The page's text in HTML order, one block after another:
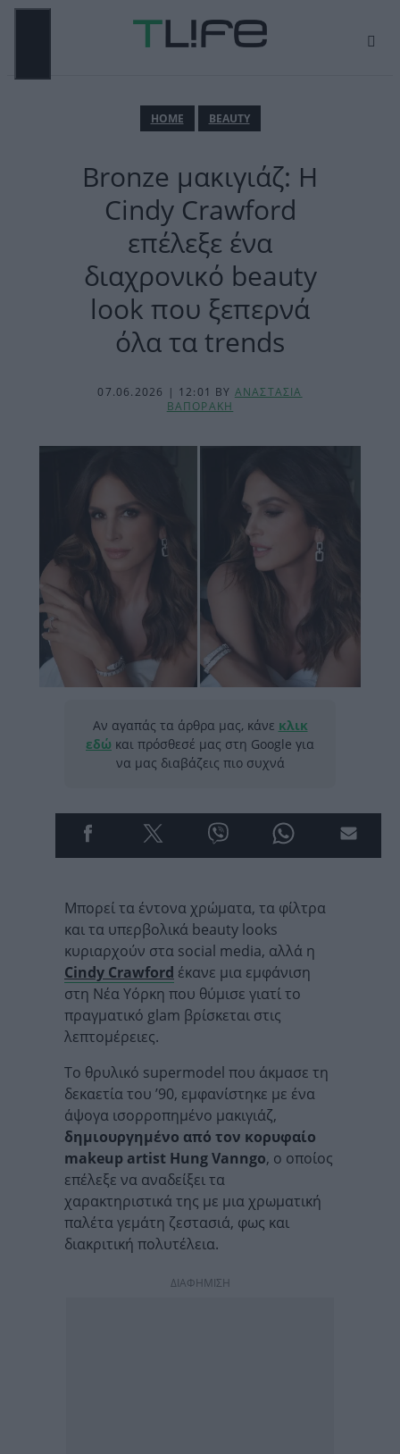
Μετάβαση
ΗΟΜΕ BEAUTY
Bronze μακιγιάζ: Η
Cindy Crawford
επέλεξε ένα
διαχρονικό beauty
look που ξεπερνά
όλα τα trends
07.06.2026 | 12:01 BY ΑΝΑΣΤΑΣΙΑ
ΒΑΠΟΡΑΚΗ
Αν αγαπάς τα άρθρα μας, κάνε κλικ
εδώ και πρόσθεσέ μας στη Google για
να μας διαβάζεις πιο συχνά
Μπορεί τα έντονα χρώματα, τα φίλτρα
και τα υπερβολικά beauty looks
κυριαρχούν στα social media, αλλά η
Cindy Crawford έκανε μια εμφάνιση
στη Νέα Υόρκη που θύμισε γιατί το
πραγματικό glam βρίσκεται στις
λεπτομέρειες.
Το θρυλικό supermodel που άκμασε τη
δεκαετία του ’90, εμφανίστηκε με ένα
άψογα ισορροπημένο μακιγιάζ,
δημιουργημένο από τον κορυφαίο
makeup artist Hung Vanngo, ο οποίος
επέλεξε να αναδείξει τα
χαρακτηριστικά της με μια χρωματική
παλέτα γεμάτη ζεστασιά, φως και
διακριτική πολυτέλεια.
ΔΙΑΦΗΜΙΣΗ